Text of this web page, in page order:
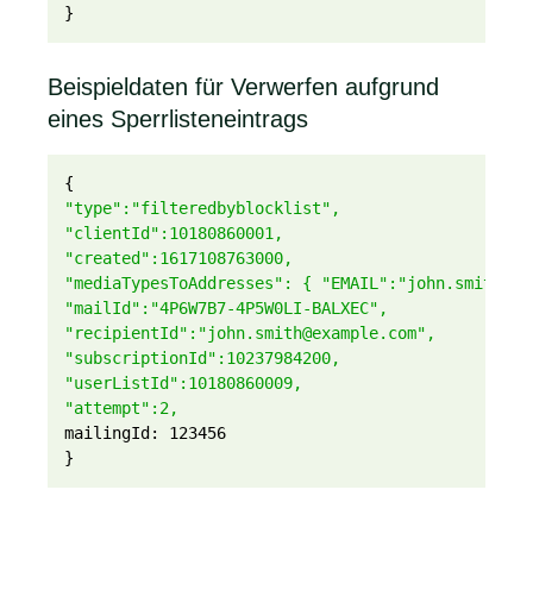
}
Beispieldaten für Verwerfen aufgrund
eines Sperrlisteneintrags
{
"type":"filteredbyblocklist",
"clientId":10180860001,
"created":1617108763000,
"mediaTypesToAddresses": {
"mailId":"4P6W7B7-4P5W0LI-BALXEC",
"recipientId":"john.smith@example.com",
"subscriptionId":10237984200,
"userListId":10180860009,
"attempt":2,
mailingId: 123456
}